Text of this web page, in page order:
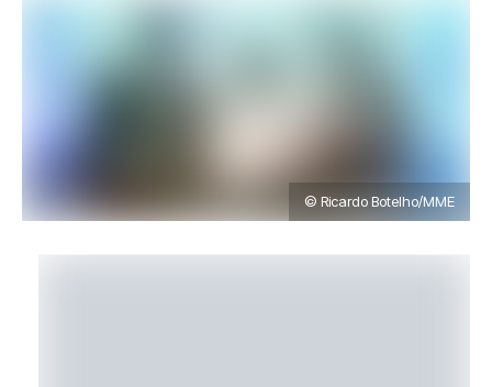
© Ricardo Botelho/MME